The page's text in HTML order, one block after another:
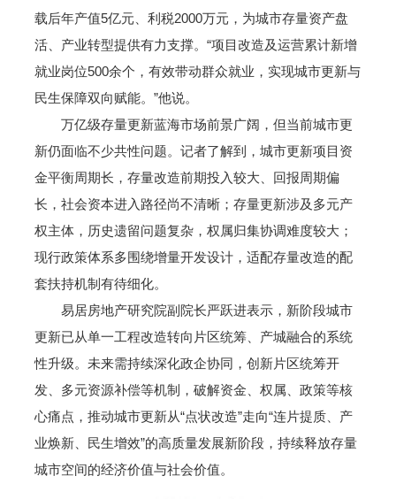
载后年产值5亿元、利税2000万元，为城市存量资产盘
活、产业转型提供有力支撑。“项目改造及运营累计新增
就业岗位500余个，有效带动群众就业，实现城市更新与
民生保障双向赋能。”他说。
万亿级存量更新蓝海市场前景广阔，但当前城市更
新仍面临不少共性问题。记者了解到，城市更新项目资
金平衡周期长，存量改造前期投入较大、回报周期偏
长，社会资本进入路径尚不清晰；存量更新涉及多元产
权主体，历史遗留问题复杂，权属归集协调难度较大；
现行政策体系多围绕增量开发设计，适配存量改造的配
套扶持机制有待细化。
易居房地产研究院副院长严跃进表示，新阶段城市
更新已从单一工程改造转向片区统筹、产城融合的系统
性升级。未来需持续深化政企协同，创新片区统筹开
发、多元资源补偿等机制，破解资金、权属、政策等核
心痛点，推动城市更新从“点状改造”走向“连片提质、产
业焕新、民生增效”的高质量发展新阶段，持续释放存量
城市空间的经济价值与社会价值。